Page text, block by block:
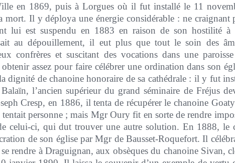
en 1869, puis à Lorgues où il fut installé le 11
mort. Il y déploya une énergie considérable : ne craignant
lui est suspendu en 1883 en raison de son hostilité à
au dépouillement, il eut plus que tout le soin des
confrères et suscitant des vocations dans une
assez pour faire célébrer une ordination dans son
dignité de chanoine honoraire de sa cathédrale : il y fut
l’ancien supérieur du grand séminaire de Fréjus
Cresp, en 1886, il tenta de récupérer le chanoine
personne ; mais Mgr Oury fit en sorte de rendre
celui-ci, qui dut trouver une autre solution. En 1888, le
de son église par Mgr de Bausset-Roquefort. Il
rendre à Draguignan, aux obsèques du chanoine Sivan,